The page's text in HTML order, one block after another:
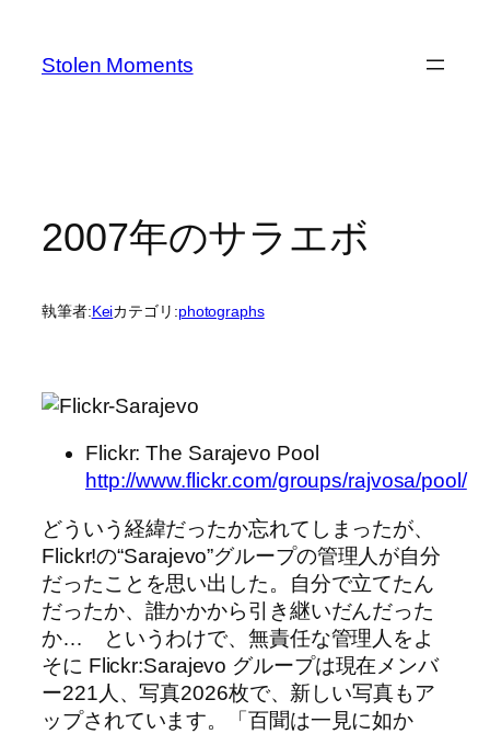
Stolen Moments
2007年のサラエボ
執筆者:Keiカテゴリ:photographs
Flickr: The Sarajevo Pool
http://www.flickr.com/groups/rajvosa/pool/
どういう経緯だったか忘れてしまったが、
Flickr!の“Sarajevo”グループの管理人が自分
だったことを思い出した。自分で立てたん
だったか、誰かかから引き継いだんだった
か… というわけで、無責任な管理人をよ
そに Flickr:Sarajevo グループは現在メンバ
ー221人、写真2026枚で、新しい写真もア
ップされています。「百聞は一見に如か